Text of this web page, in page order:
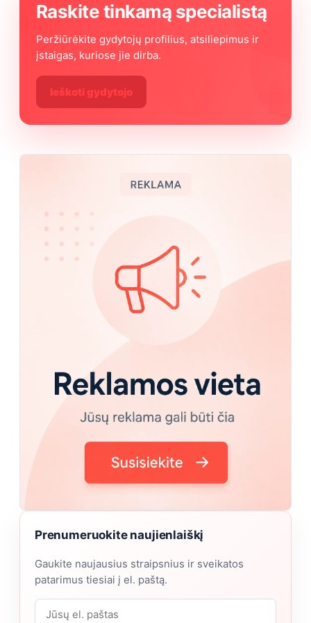
Raskite tinkamą specialistą
Peržiūrėkite gydytojų profilius, atsiliepimus ir
įstaigas, kuriose jie dirba.
Ieškoti gydytojo
Prenumeruokite naujienlaiškį
Gaukite naujausius straipsnius ir sveikatos
patarimus tiesiai į el. paštą.